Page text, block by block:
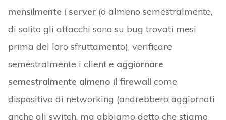
mensilmente i server(o almeno semestralmente,
di solito gli attacchi sono su bug trovati mesi
prima del loro sfruttamento), verificare
semestralmente i client e aggiornare
semestralmente almeno il firewall come
dispositivo di networking (andrebbero aggiornati
anche gli switch, ma abbiamo detto che stiamo